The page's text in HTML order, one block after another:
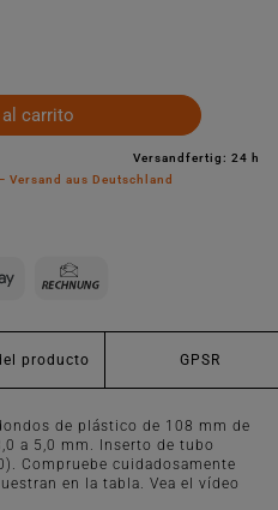
carrito
Versandfertig: 24 h
Versand aus Deutschland
producto GPSR
de plástico de 108 mm de
a 5,0 mm. Inserto de tubo
Compruebe cuidadosamente
en la tabla. Vea el vídeo